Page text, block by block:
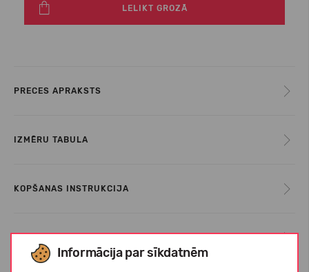
Informācija par sīkdatnēm
LELIKT GROZĀ
PRECES APRAKSTS
IZMĒRU TABULA
KOPŠANAS INSTRUKCIJA